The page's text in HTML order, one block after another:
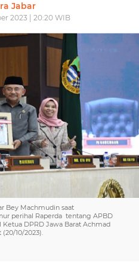
Jabar
2023 | 20:20 WIB
Bey Machmudin saat
perihal Raperda tentang APBD
Ketua DPRD Jawa Barat Achmad
10/2023).